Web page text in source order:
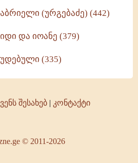
(ურგებაძე) (442)
და იოანე (379)
(335)
შესახებ| კონტაქტი
© 2011-2026